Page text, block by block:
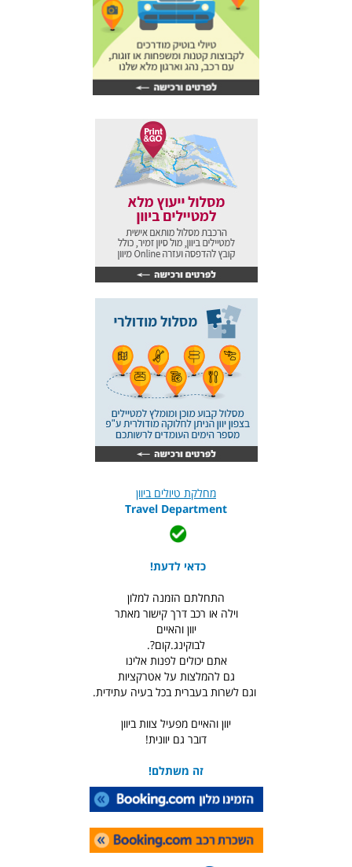
מחלקת טיולים ביוון
Travel Department
כדאי לדעת!
התחלתם הזמנה למלון
וילה או רכב דרך קישור מאתר
יוון והאיים
לבוקינג.קום?.
אתם יכולים לפנות אלינו
גם להמלצות על אטרקציות
וגם לשרות בעברית בכל בעיה עתידית.
יוון והאיים מפעיל צוות ביוון
דובר גם יוונית!
זה משתלם!